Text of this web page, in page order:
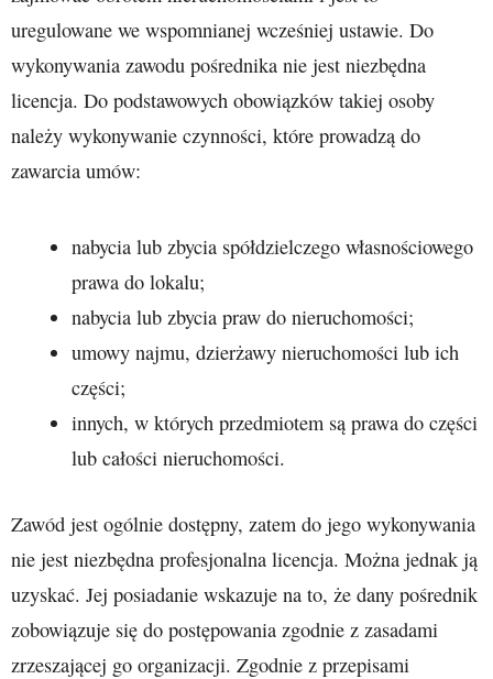
uregulowane we wspomnianej wcześniej ustawie. Do
wykonywania zawodu pośrednika nie jest niezbędna
licencja. Do podstawowych obowiązków takiej osoby
należy wykonywanie czynności, które prowadzą do
zawarcia umów:
nabycia lub zbycia spółdzielczego własnościowego
prawa do lokalu;
nabycia lub zbycia praw do nieruchomości;
umowy najmu, dzierżawy nieruchomości lub ich
części;
innych, w których przedmiotem są prawa do części
lub całości nieruchomości.
Zawód jest ogólnie dostępny, zatem do jego wykonywania
nie jest niezbędna profesjonalna licencja. Można jednak ją
uzyskać. Jej posiadanie wskazuje na to, że dany pośrednik
zobowiązuje się do postępowania zgodnie z zasadami
zrzeszającej go organizacji. Zgodnie z przepisami